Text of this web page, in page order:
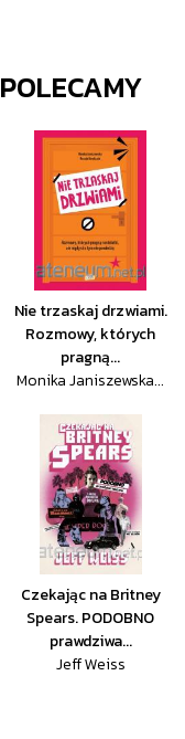
POLECAMY
Nie trzaskaj drzwiami.
Rozmowy, których
pragną...
Monika Janiszewska...
Czekając na Britney
Spears. PODOBNO
prawdziwa...
Jeff Weiss